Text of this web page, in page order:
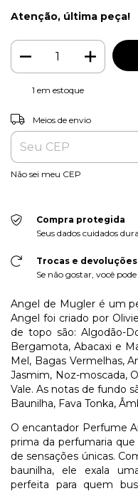
Atenção, última peça!
1 em estoque
Entregas para o CEP:
Meios de envio
Não sei meu CEP
Compra protegida
Seus dados cuidados
Trocas e devoluções
Se não gostar, você
Angel de Mugler é um
Angel foi criado por
de topo são: Algodão-
Bergamota, Abacaxi e
Mel, Bagas Vermelhas,
Jasmim, Noz-moscada,
Vale. As notas de fundo
Baunilha, Fava Tonka,
O encantador Perfume
prima da perfumaria
de sensações únicas.
baunilha, ele exala
perfeita para quem